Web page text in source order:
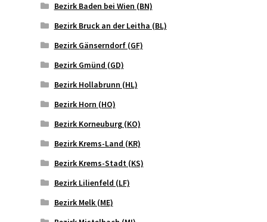
Bezirk Baden bei Wien (BN)
Bezirk Bruck an der Leitha (BL)
Bezirk Gänserndorf (GF)
Bezirk Gmünd (GD)
Bezirk Hollabrunn (HL)
Bezirk Horn (HO)
Bezirk Korneuburg (KO)
Bezirk Krems-Land (KR)
Bezirk Krems-Stadt (KS)
Bezirk Lilienfeld (LF)
Bezirk Melk (ME)